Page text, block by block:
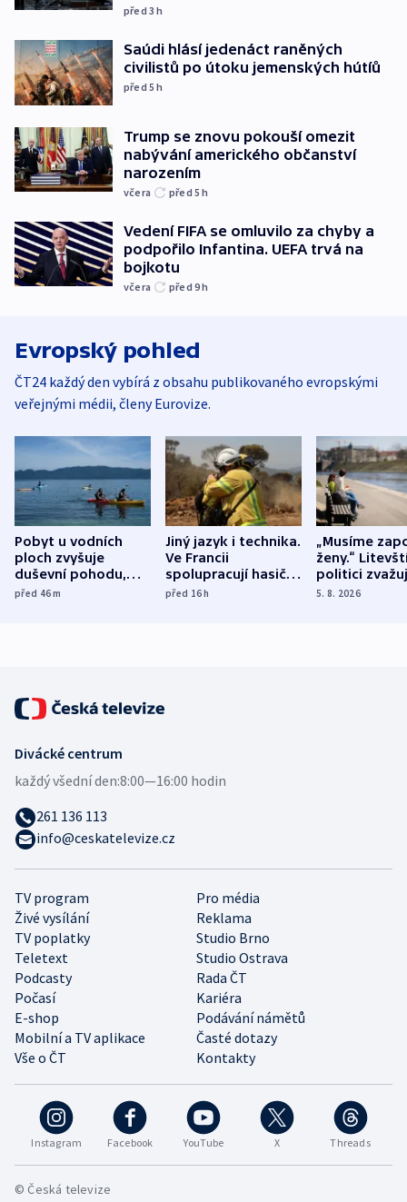
před 3h
Saúdi hlásí jedenáct raněných
civilistů po útoku jemenských hútíů
před 5h
Trump se znovu pokouší omezit
nabývání amerického občanství
narozením
včera před 5h
Vedení FIFA se omluvilo za chyby a
podpořilo Infantina. UEFA trvá na
bojkotu
včera před 9h
Evropský pohled
ČT24 každý den vybírá z obsahu publikovaného evropskými
veřejnými médii, členy Eurovize.
Pobyt u vodních
ploch zvyšuje
duševní pohodu,
ukázala
před 46m
Jiný jazyk i technika.
Ve Francii
spolupracují hasiči z
různých zemí
před 16h
„Musíme
ženy.“
politici
dohodu o
5. 8. 2026
Instagram Facebook YouTube X Threads
TV program
Pro média
Živé vysílání
Reklama
TV poplatky
Studio Brno
Teletext
Studio Ostrava
Podcasty
Rada ČT
Počasí
Kariéra
E-shop
Podávání námětů
Mobilní a TV aplikace
Časté dotazy
Vše o ČT
Kontakty
Divácké centrum
každý všední den:8:00—16:00 hodin
261 136 113
info@ceskatelevize.cz
© Česká televize